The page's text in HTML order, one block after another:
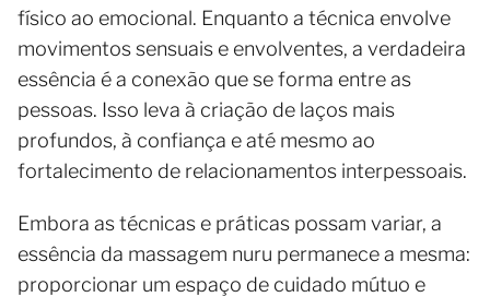
físico ao emocional. Enquanto a técnica envolve
movimentos sensuais e envolventes, a verdadeira
essência é a conexão que se forma entre as
pessoas. Isso leva à criação de laços mais
profundos, à confiança e até mesmo ao
fortalecimento de relacionamentos interpessoais.
Embora as técnicas e práticas possam variar, a
essência da massagem nuru permanece a mesma:
proporcionar um espaço de cuidado mútuo e